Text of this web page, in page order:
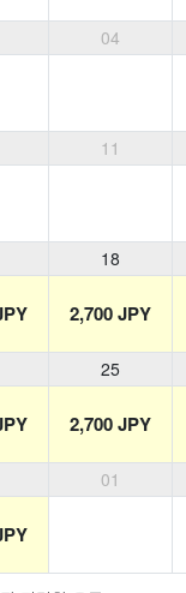
04
11
18
2,700 JPY
25
2,700 JPY
01